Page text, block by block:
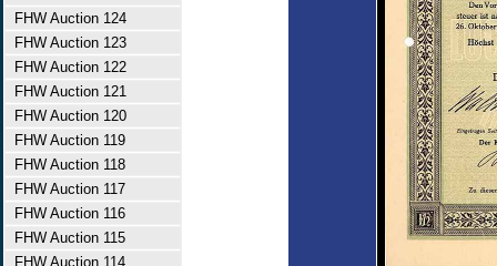
FHW Auction 124
FHW Auction 123
FHW Auction 122
FHW Auction 121
FHW Auction 120
FHW Auction 119
FHW Auction 118
FHW Auction 117
FHW Auction 116
FHW Auction 115
FHW Auction 114